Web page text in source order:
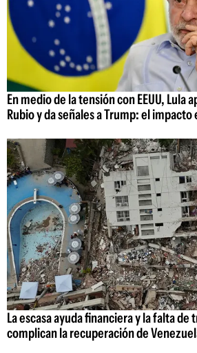
En medio de la tensión con EEUU, Lula
Rubio y da señales a Trump: el
La escasa ayuda financiera y la falta de
complican la recuperación de